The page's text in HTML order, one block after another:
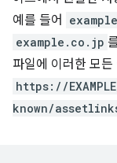
예를 들어
example.co.jp
파일에 이러한 모
https://
known/